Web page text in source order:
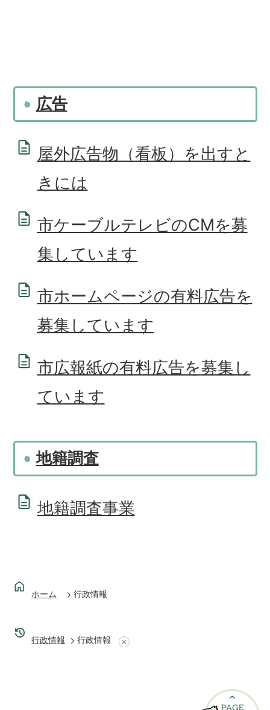
広告
屋外広告物（看板）を出すと
きには
市ケーブルテレビのCMを募
集しています
市ホームページの有料広告を
募集しています
市広報紙の有料広告を募集し
ています
地籍調査
地籍調査事業
ホーム 行政情報
行政情報 行政情報